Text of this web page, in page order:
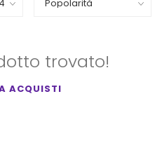
trovato!
ACQUISTI